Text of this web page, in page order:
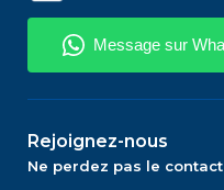
Rejoignez-nous
Ne perdez pas le contact